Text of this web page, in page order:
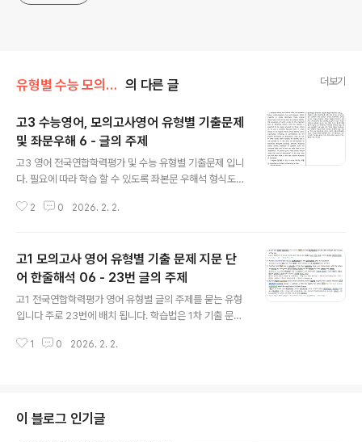
유형별 수능 모의고사 영어/06 글의 주제 (23번) 의 다른 글 더보기
고3 수능영어, 모의고사영어 유형별 기출문제
및 좌문우해 6 - 글의 주제
고3 영어 전국연합학력평가 및 수능 유형별 기출문제 입니
다. 필요에 따라 학습 할 수 있도록 좌본문 우해석 형식도
한 것이며 오류 있을 수 있습니다 글의 주제 유형 해결법주
S → g반복) 라, 중괄식 (도입 → 반론 → G/S → S/G)2.
핵심어(key word)를 파악한다. 1) 선택지에서 핵심어(소
재)가 없는 선택지는 정답일 가능성이 적다. 2) 핵심어(소
재)를 이용한 다른 내용이나 반대의 내용은 정답이 아니다.
2 0 2026. 2. 2.
고1 모의고사 영어 유형별 기출 문제 지문 단
어 한줄해석 06 - 23번 글의 주제
고1 전국연합학력평가 영어 유형별 글의 주제를 묻는 유형
입니다 주로 23번에 배치 됩니다. 학습법은 1차 기출 문제
문장과 내용을 천천히 분석하여 다시 풀어 봅니다4차 확인
공부하시는 분들에게 도움이 되고자 포스팅합니다만, 많은
분들께 도움이 되길 기대합니다. 글의 주제 유형 해결법주
1 0 2026. 2. 2.
이 블로그 인기글